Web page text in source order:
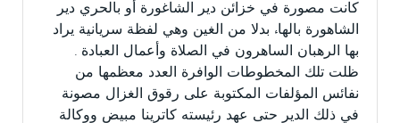
كانت مصورة في خزائن دير الشاغورة أو بالحري دير
الشاهورة بالهاء بدلا من الغين وهي لفظة سريانية يراد
بها الرهبان الساهرون في الصلاة وأعمال العبادة .
ظلت تلك المخطوطات الوافرة العدد معظمها من
نفائس المؤلفات المكتوبة على رقوق الغزال مصونة
في ذلك الدير حتى عهد رئيسته كاترينا مبيض ووكالة